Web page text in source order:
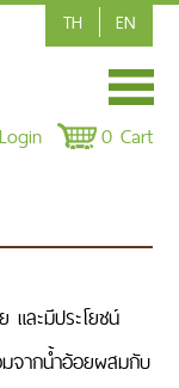
EN
TH
0 Cart
และมีประโยชน์
มจากน้ำอ้อยผสมกับ